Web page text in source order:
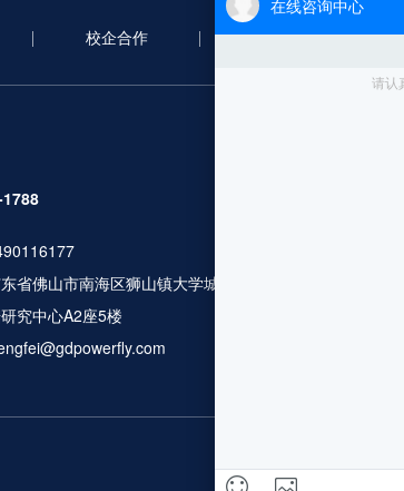
校企合作 合作案例
省佛山市南海区狮山镇大学城广工大数控
究中心A2座5楼